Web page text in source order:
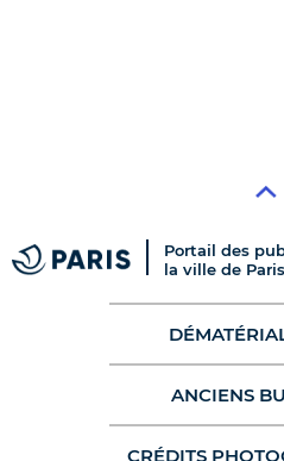
Portail des
la ville de Paris
ANCIENS
CRÉDITS